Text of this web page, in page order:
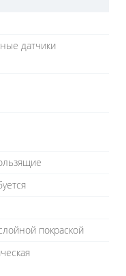
датчики
покраской